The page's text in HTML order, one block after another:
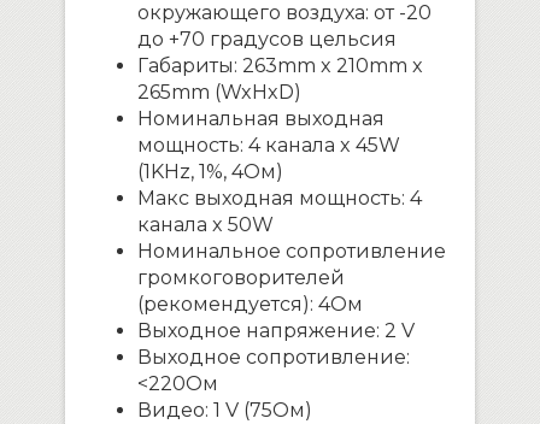
окружающего воздуха: от -20
до +70 градусов цельсия
Габариты: 263mm x 210mm x
265mm (WxHxD)
Номинальная выходная
мощность: 4 канала x 45W
(1KHz, 1%, 4Ом)
Макс выходная мощность: 4
канала x 50W
Номинальное сопротивление
громкоговорителей
(рекомендуется): 4Ом
Выходное напряжение: 2 V
Выходное сопротивление:
<220Ом
Видео: 1 V (75Ом)